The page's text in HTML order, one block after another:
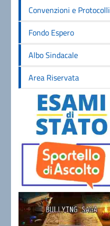
Convenzioni e Protocolli
Fondo Espero
Albo Sindacale
Area Riservata